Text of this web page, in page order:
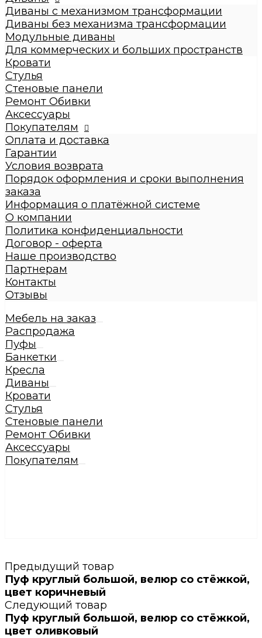
Кресла
Диваны
Диваны с механизмом трансформации
Диваны без механизма трансформации
Модульные диваны
Для коммерческих и больших пространств
Кровати
Детские кровати
Кровати взрослые
Стулья
Стеновые панели
Ремонт Обивки
Галерея
Диваны с механизмом трансформации
Диваны без механизма трансформации
Модульные диваны
Для коммерческих и больших пространств
Кровати
Стулья
Стеновые панели
Ремонт Обивки
Аксессуары
Покупателям
Оплата и доставка
Гарантии
Условия возврата
Порядок оформления и сроки выполнения
заказа
Информация о платёжной системе
О компании
Политика конфиденциальности
Договор - оферта
Наше производство
Партнерам
Контакты
Отзывы
Мебель на заказ
Распродажа
Пуфы
Банкетки
Кресла
Диваны
Кровати
Стулья
Стеновые панели
Ремонт Обивки
Аксессуары
Покупателям
Предыдущий товар
Пуф круглый большой, велюр со стёжкой,
цвет коричневый
Следующий товар
Пуф круглый большой, велюр со стёжкой,
цвет оливковый